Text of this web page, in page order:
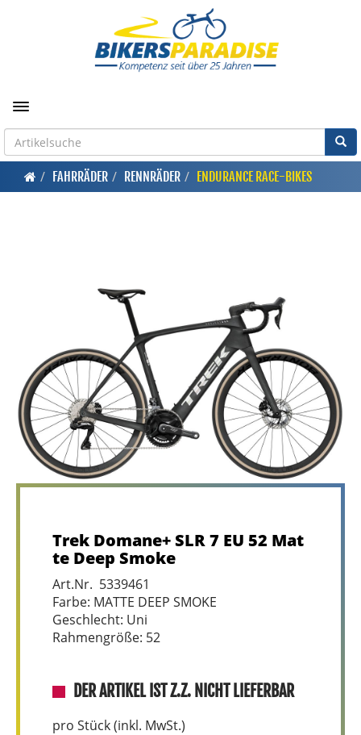
Toggle navigation
FAHRRÄDER RENNRÄDER ENDURANCE RACE-BIKES
Trek Domane+ SLR 7 EU 52 Mat
te Deep Smoke
Art.Nr. 5339461
Farbe: MATTE DEEP SMOKE
Geschlecht: Uni
Rahmengröße: 52
DER ARTIKEL IST Z.Z. NICHT LIEFERBAR
pro Stück (inkl. MwSt.)